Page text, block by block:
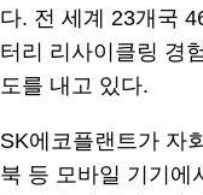
다. 전 세계 23개국
터리 리사이클링 경
도를 내고 있다.
SK에코플랜트가 자
북 등 모바일 기기에